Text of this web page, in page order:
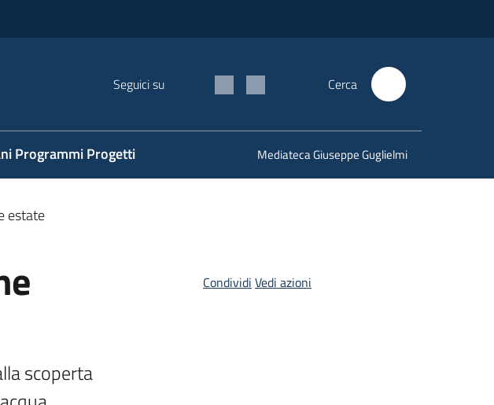
Seguici su Cerca
Programmi Progetti Mediateca Giuseppe Guglielmi
estate
scoperta
Condividi Vedi azioni